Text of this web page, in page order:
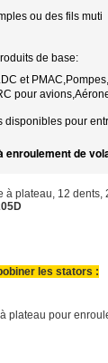
ou des fils muti
de base:
et
pour
disponibles pour
enroulement de
plateau, 12 dents,
les stators :
plateau pour